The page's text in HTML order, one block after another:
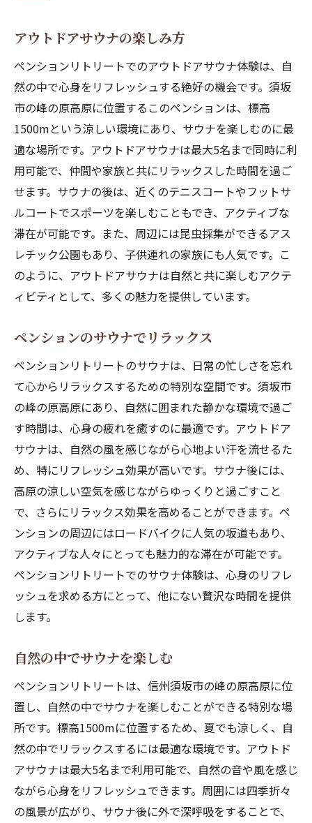
アウトドアサウナの楽しみ方
ペンションリトリートでのアウトドアサウナ体験は、自
然の中で心身をリフレッシュする絶好の機会です。須坂
市の峰の原高原に位置するこのペンションは、標高
1500mという涼しい環境にあり、サウナを楽しむのに最
適な場所です。アウトドアサウナは最大5名まで同時に利
用可能で、仲間や家族と共にリラックスした時間を過ご
せます。サウナの後は、近くのテニスコートやフットサ
ルコートでスポーツを楽しむこともでき、アクティブな
滞在が可能です。また、周辺には昆虫採集ができるアス
レチック公園もあり、子供連れの家族にも人気です。こ
のように、アウトドアサウナは自然と共に楽しむアクテ
ィビティとして、多くの魅力を提供しています。
ペンションのサウナでリラックス
ペンションリトリートのサウナは、日常の忙しさを忘れ
て心からリラックスするための特別な空間です。須坂市
の峰の原高原にあり、自然に囲まれた静かな環境で過ご
す時間は、心身の疲れを癒すのに最適です。アウトドア
サウナは、自然の風を感じながら心地よい汗を流せるた
め、特にリフレッシュ効果が高いです。サウナ後には、
高原の涼しい空気を感じながらゆっくりと過ごすこと
で、さらにリラックス効果を高めることができます。ペ
ンションの周辺にはロードバイクに人気の坂道もあり、
アクティブな人々にとっても魅力的な滞在が可能です。
ペンションリトリートでのサウナ体験は、心身のリフレ
ッシュを求める方にとって、他にない贅沢な時間を提供
します。
自然の中でサウナを楽しむ
ペンションリトリートは、信州須坂市の峰の原高原に位
置し、自然の中でサウナを楽しむことができる特別な場
所です。標高1500mに位置するため、夏でも涼しく、自
然の中でリラックスするには最適な環境です。アウトド
アサウナは最大5名まで利用可能で、自然の音や風を感じ
ながら心身をリフレッシュできます。周囲には四季折々
の風景が広がり、サウナ後に外で深呼吸をすることで、